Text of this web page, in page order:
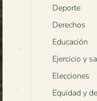
Deporte
Derechos
Educación
Ejercicio y
Elecciones
Equidad y